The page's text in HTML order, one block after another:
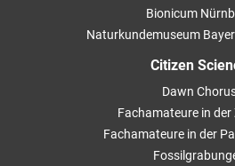
Bionicum
Naturkundemuseum
Citizen
Dawn
Fachamateure in der
Fachamateure in der